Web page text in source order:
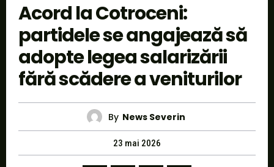
Acord la Cotroceni:
partidele se angajează să
adopte legea salarizării
fără scădere a veniturilor
By News Severin
23 mai 2026